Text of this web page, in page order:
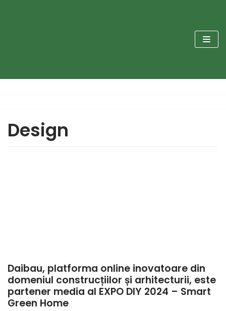
Design
Daibau, platforma online inovatoare din
domeniul construcțiilor și arhitecturii, este
partener media al EXPO DIY 2024 – Smart
Green Home